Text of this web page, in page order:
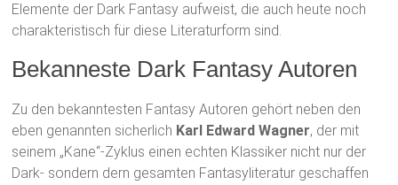
Elemente der Dark Fantasy aufweist, die auch heute noch
charakteristisch für diese Literaturform sind.
Bekanneste Dark Fantasy Autoren
Zu den bekanntesten Fantasy Autoren gehört neben den
eben genannten sicherlich Karl Edward Wagner, der mit
seinem „Kane“-Zyklus einen echten Klassiker nicht nur der
Dark- sondern dern gesamten Fantasyliteratur geschaffen